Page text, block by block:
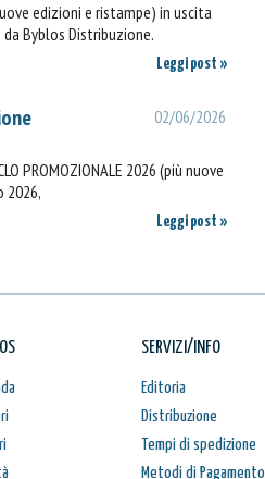
edizioni e ristampe) in uscita
Byblos Distribuzione.
Leggi post »
02/06/2026
PROMOZIONALE 2026 (più nuove
2026,
Leggi post »
SERVIZI/INFO
Editoria
Distribuzione
Tempi di spedizione
Metodi di Pagamento